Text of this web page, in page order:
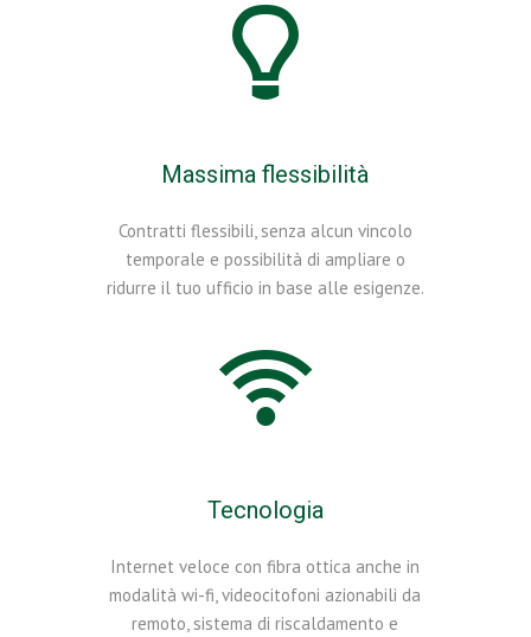
Massima flessibilità
Contratti flessibili, senza alcun vincolo
temporale e possibilità di ampliare o
ridurre il tuo ufficio in base alle esigenze.
Tecnologia
Internet veloce con fibra ottica anche in
modalità wi-fi, videocitofoni azionabili da
remoto, sistema di riscaldamento e